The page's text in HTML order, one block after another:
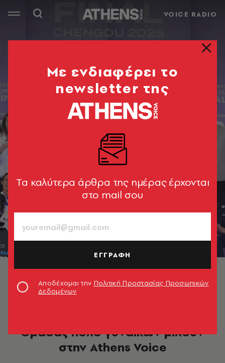
VOICE RADIO
Εθνική Ομάδα Πόλο Γυναικών, World Cup 2025 ©
Ομάδας πόλο γυναικών μιλούν
στην Athens Voice
Mε ενδιαφέρει το
newsletter της
Tα καλύτερα άρθρα της ημέρας έρχονται
στο mail σου
ΕΓΓΡΑΦΗ
Αποδέχομαι την Πολιτική Προστασίας Προσωπικών
Δεδομένων